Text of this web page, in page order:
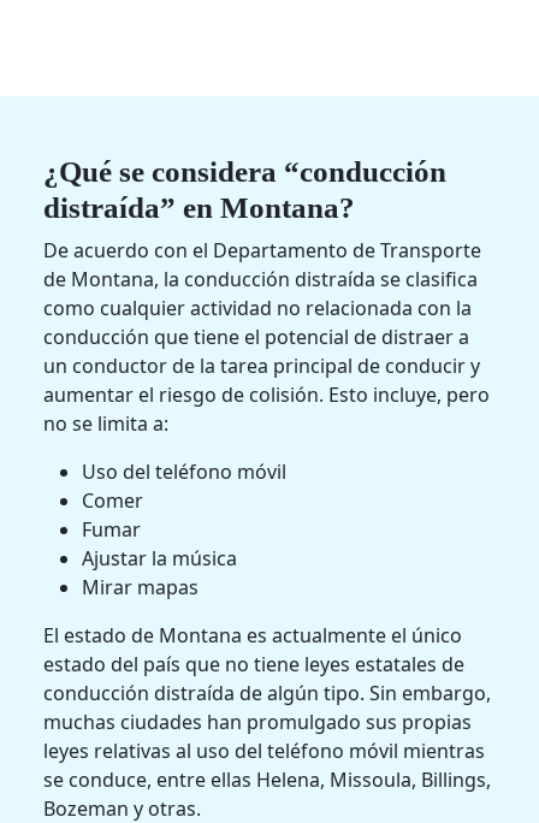
¿Qué se considera “conducción
distraída” en Montana?
De acuerdo con el Departamento de Transporte
de Montana, la conducción distraída se clasifica
como cualquier actividad no relacionada con la
conducción que tiene el potencial de distraer a
un conductor de la tarea principal de conducir y
aumentar el riesgo de colisión. Esto incluye, pero
no se limita a:
Uso del teléfono móvil
Comer
Fumar
Ajustar la música
Mirar mapas
El estado de Montana es actualmente el único
estado del país que no tiene leyes estatales de
conducción distraída de algún tipo. Sin embargo,
muchas ciudades han promulgado sus propias
leyes relativas al uso del teléfono móvil mientras
se conduce, entre ellas Helena, Missoula, Billings,
Bozeman y otras.